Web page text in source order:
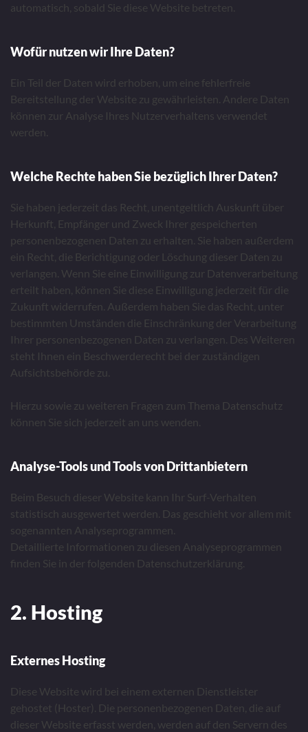
automatisch, sobald Sie diese Website betreten.
Wofür nutzen wir Ihre Daten?
Ein Teil der Daten wird erhoben, um eine fehlerfreie
Bereitstellung der Website zu gewährleisten. Andere Daten
können zur Analyse Ihres Nutzerverhaltens verwendet
werden.
Welche Rechte haben Sie bezüglich Ihrer Daten?
Sie haben jederzeit das Recht, unentgeltlich Auskunft über
Herkunft, Empfänger und Zweck Ihrer gespeicherten
personenbezogenen Daten zu erhalten. Sie haben außerdem
ein Recht, die Berichtigung oder Löschung dieser Daten zu
verlangen. Wenn Sie eine Einwilligung zur Datenverarbeitung
erteilt haben, können Sie diese Einwilligung jederzeit für die
Zukunft widerrufen. Außerdem haben Sie das Recht, unter
bestimmten Umständen die Einschränkung der Verarbeitung
Ihrer personenbezogenen Daten zu verlangen. Des Weiteren
steht Ihnen ein Beschwerderecht bei der zuständigen
Aufsichtsbehörde zu.
Hierzu sowie zu weiteren Fragen zum Thema Datenschutz
können Sie sich jederzeit an uns wenden.
Analyse-Tools und Tools von Drittanbietern
Beim Besuch dieser Website kann Ihr Surf-Verhalten
statistisch ausgewertet werden. Das geschieht vor allem mit
sogenannten Analyseprogrammen.
Detaillierte Informationen zu diesen Analyseprogrammen
finden Sie in der folgenden Datenschutzerklärung.
2. Hosting
Externes Hosting
Diese Website wird bei einem externen Dienstleister
gehostet (Hoster). Die personenbezogenen Daten, die auf
dieser Website erfasst werden, werden auf den Servern des